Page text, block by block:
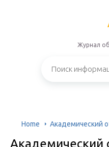
Журнал
Home Академический
Академический